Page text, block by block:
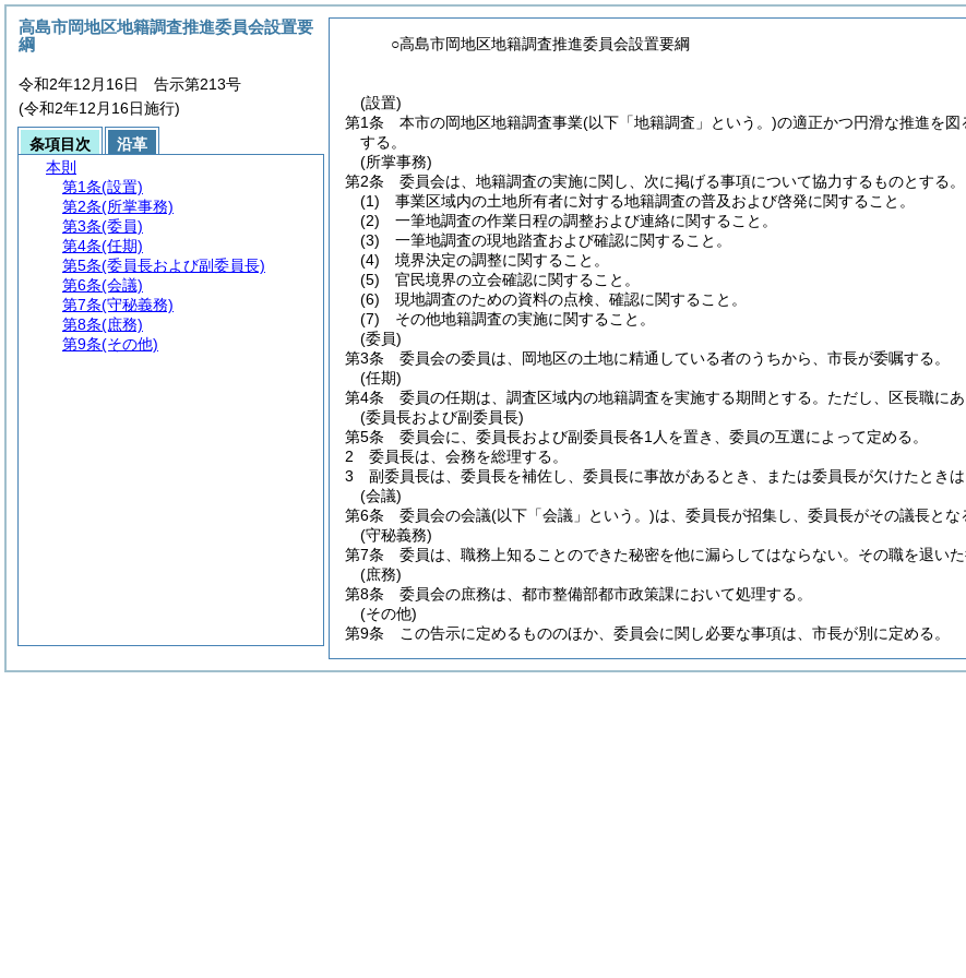
○高島市岡地区地籍調査推進委員会設置要綱
(設置)
第1条
本市の岡地区地籍調査事業(以下「地籍調査」という。)の適正かつ円滑な推進を
する。
(所掌事務)
第2条
委員会は、地籍調査の実施に関し、次に掲げる事項について協力するものとする。
(1)
事業区域内の土地所有者に対する地籍調査の普及および啓発に関すること。
(2)
一筆地調査の作業日程の調整および連絡に関すること。
(3)
一筆地調査の現地踏査および確認に関すること。
(4)
境界決定の調整に関すること。
(5)
官民境界の立会確認に関すること。
(6)
現地調査のための資料の点検、確認に関すること。
(7)
その他地籍調査の実施に関すること。
(委員)
第3条
委員会の委員は、岡地区の土地に精通している者のうちから、市長が委嘱する。
(任期)
第4条
委員の任期は、調査区域内の地籍調査を実施する期間とする。 ただし、区長職に
(委員長および副委員長)
第5条
委員会に、委員長および副委員長各1人を置き、委員の互選によって定める。
2
委員長は、会務を総理する。
3
副委員長は、委員長を補佐し、委員長に事故があるとき、または委員長が欠けたときは
(会議)
第6条
委員会の会議(以下「会議」という。)は、委員長が招集し、委員長がその議長とな
(守秘義務)
第7条
委員は、職務上知ることのできた秘密を他に漏らしてはならない。 その職を退い
(庶務)
第8条
委員会の庶務は、都市整備部都市政策課において処理する。
(その他)
第9条
この告示に定めるもののほか、委員会に関し必要な事項は、市長が別に定める。
高島市岡地区地籍調査推進委員会設置要
綱
令和2年12月16日 告示第213号
(令和2年12月16日施行)
条項目次
沿革
本則
第1条(設置)
第2条(所掌事務)
第3条(委員)
第4条(任期)
第5条(委員長および副委員長)
第6条(会議)
第7条(守秘義務)
第8条(庶務)
第9条(その他)